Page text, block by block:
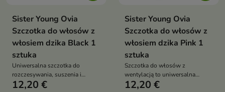
Sister Young Ovia
Szczotka do włosów z
włosiem dzika Black 1
sztuka
Uniwersalna szczotka do
rozczesywania, suszenia i
codziennej stylizacji włosów
12,20 €
Sister Young Ovia
Szczotka do włosów z
włosiem dzika Pink 1
sztuka
Szczotka do włosów z
wentylacją to uniwersalna
szczotka do rozczesywania,
12,20 €